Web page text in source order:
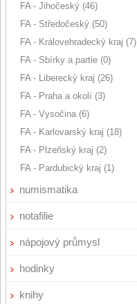
FA - Jihočeský (46)
FA - Středočeský (50)
FA - Královehradecký kraj (7)
FA - Sbírky a partie (0)
FA - Liberecký kraj (26)
FA - Praha a okolí (3)
FA - Vysočina (6)
FA - Karlovarský kraj (18)
FA - Plzeňský kraj (2)
FA - Pardubický kraj (1)
numismatika
notafilie
nápojový průmysl
hodinky
knihy